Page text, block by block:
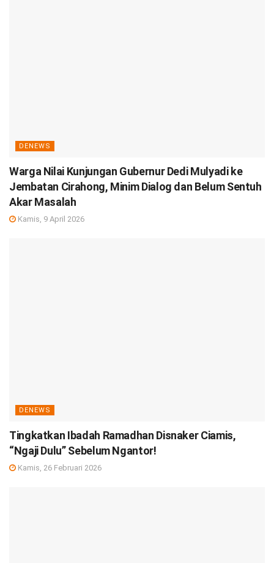
DENEWS
Warga Nilai Kunjungan Gubernur Dedi Mulyadi ke
Jembatan Cirahong, Minim Dialog dan Belum Sentuh
Akar Masalah
Kamis, 9 April 2026
DENEWS
Tingkatkan Ibadah Ramadhan Disnaker Ciamis,
“Ngaji Dulu” Sebelum Ngantor!
Kamis, 26 Februari 2026